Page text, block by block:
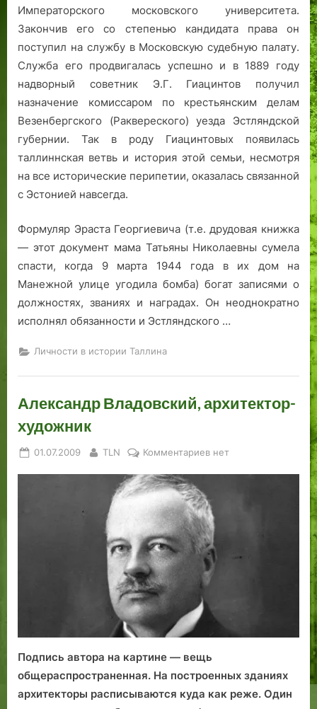
Императорского московского университета.
Закончив его со степенью кандидата права он
поступил на службу в Московскую судебную палату.
Служба его продвигалась успешно и в 1889 году
надворный советник Э.Г. Гиацинтов получил
назначение комиссаром по крестьянским делам
Везенбергского (Раквереского) уезда Эстляндской
губернии. Так в роду Гиацинтовых появилась
таллиннская ветвь и история этой семьи, несмотря
на все исторические перипетии, оказалась связанной
с Эстонией навсегда.
Формуляр Эраста Георгиевича (т.е. друдовая книжка
— этот документ мама Татьяны Николаевны сумела
спасти, когда 9 марта 1944 года в их дом на
Манежной улице угодила бомба) богат записями о
должностях, званиях и наградах. Он неоднократно
исполнял обязанности и Эстляндского …
Личности в истории Таллина
Александр Владовский, архитектор-
художник
Posted
01.07.2009 By
TLN Комментариевк
Владовский,
архитектор-
художник
нет
Подпись автора на картине — вещь
общераспространенная. На постро­енных зданиях
архитекторы расписываются куда как реже. Один